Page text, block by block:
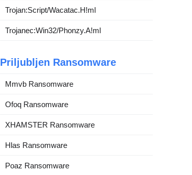
Trojan:Script/Wacatac.H!ml
Trojanec:Win32/Phonzy.A!ml
Priljubljen Ransomware
Mmvb Ransomware
Ofoq Ransomware
XHAMSTER Ransomware
Hlas Ransomware
Poaz Ransomware